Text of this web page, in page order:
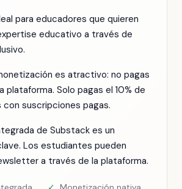
para educadores que quieren
educativo a través de
es atractivo: no pagas
plataforma. Solo pagas el 10% de
con suscripciones pagas.
de Substack es un
Los estudiantes pueden
a través de la plataforma.